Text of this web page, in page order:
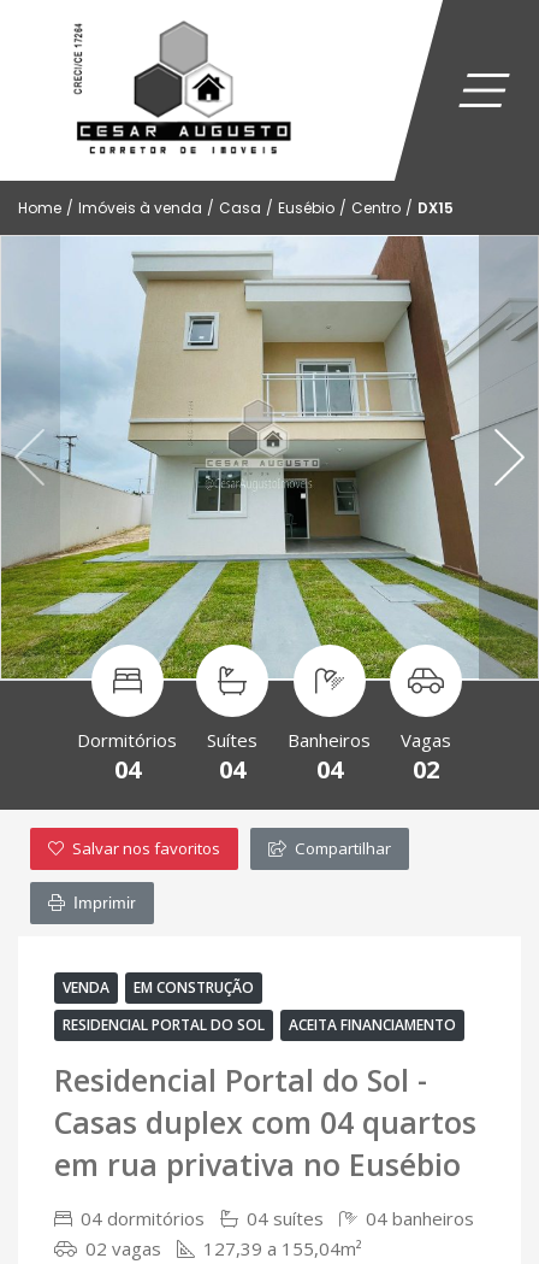
Home / Imóveis à venda / Casa / Eusébio / Centro / DX15
Dormitórios
04
Suítes
04
Banheiros
04
Vagas
02
Salvar nos favoritos Compartilhar
Imprimir
VENDA
EM CONSTRUÇÃO
RESIDENCIAL PORTAL DO SOL
ACEITA FINANCIAMENTO
Residencial Portal do Sol -
Casas duplex com 04 quartos
em rua privativa no Eusébio
04 dormitórios 04 suítes
04 banheiros
02 vagas
127,39 a 155,04m²